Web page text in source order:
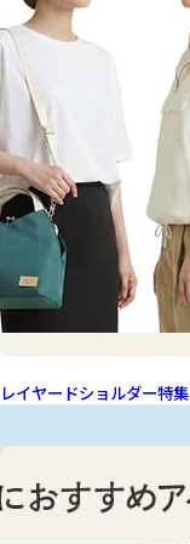
レイヤードショルダー特集